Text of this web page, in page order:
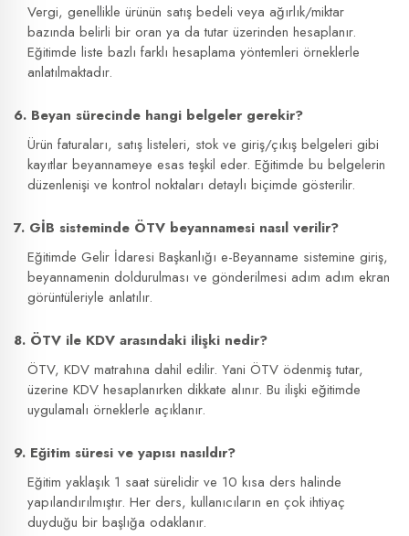
Vergi, genellikle ürünün satış bedeli veya ağırlık/miktar
bazında belirli bir oran ya da tutar üzerinden hesaplanır.
Eğitimde liste bazlı farklı hesaplama yöntemleri örneklerle
anlatılmaktadır.
6. Beyan sürecinde hangi belgeler gerekir?
Ürün faturaları, satış listeleri, stok ve giriş/çıkış belgeleri gibi
kayıtlar beyannameye esas teşkil eder. Eğitimde bu belgelerin
düzenlenişi ve kontrol noktaları detaylı biçimde gösterilir.
7. GİB sisteminde ÖTV beyannamesi nasıl verilir?
Eğitimde Gelir İdaresi Başkanlığı e-Beyanname sistemine giriş,
beyannamenin doldurulması ve gönderilmesi adım adım ekran
görüntüleriyle anlatılır.
8. ÖTV ile KDV arasındaki ilişki nedir?
ÖTV, KDV matrahına dahil edilir. Yani ÖTV ödenmiş tutar,
üzerine KDV hesaplanırken dikkate alınır. Bu ilişki eğitimde
uygulamalı örneklerle açıklanır.
9. Eğitim süresi ve yapısı nasıldır?
Eğitim yaklaşık 1 saat sürelidir ve 10 kısa ders halinde
yapılandırılmıştır. Her ders, kullanıcıların en çok ihtiyaç
duyduğu bir başlığa odaklanır.